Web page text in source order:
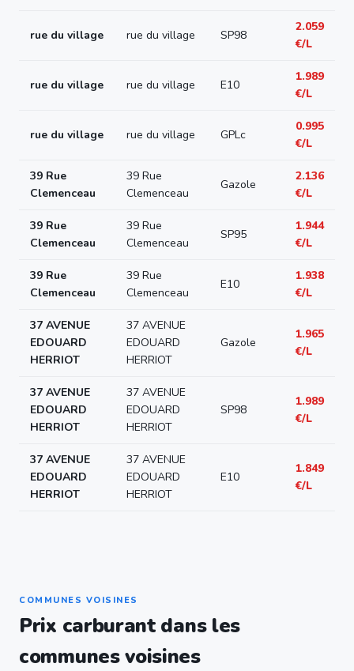
rue du village rue du village SP98
2.059
€/L
rue du village rue du village E10
1.989
€/L
rue du village rue du village GPLc
0.995
€/L
39 Rue
Clemenceau
39 Rue
Clemenceau
Gazole
2.136
€/L
39 Rue
Clemenceau
39 Rue
Clemenceau
SP95
1.944
€/L
39 Rue
Clemenceau
39 Rue
Clemenceau
E10
1.938
€/L
37 AVENUE
EDOUARD
HERRIOT
37 AVENUE
EDOUARD
HERRIOT
Gazole
1.965
€/L
37 AVENUE
EDOUARD
HERRIOT
37 AVENUE
EDOUARD
HERRIOT
SP98
1.989
€/L
37 AVENUE
EDOUARD
HERRIOT
37 AVENUE
EDOUARD
HERRIOT
E10
1.849
€/L
COMMUNES VOISINES
Prix carburant dans les
communes voisines